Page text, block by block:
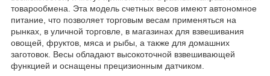
товарообмена. Эта модель счетных весов имеют автономное
питание, что позволяет торговым весам применяться на
рынках, в уличной торговле, в магазинах для взвешивания
овощей, фруктов, мяса и рыбы, а также для домашних
заготовок. Весы обладают высокоточной взвешивающей
функцией и оснащены прецизионным датчиком.